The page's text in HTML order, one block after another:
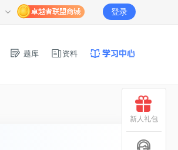
登录
题库 资料
新人礼包